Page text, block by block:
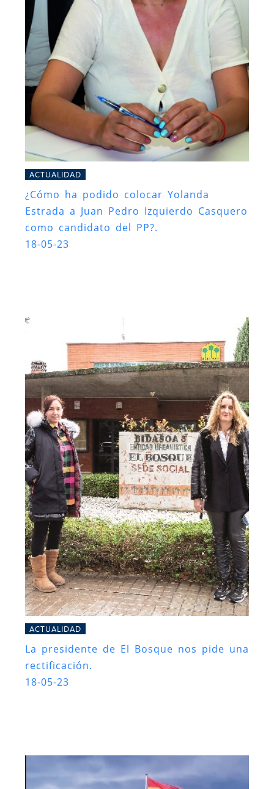
ACTUALIDAD
¿Cómo ha podido colocar Yolanda
Estrada a Juan Pedro Izquierdo Casquero
como candidato del PP?.
18-05-23
ACTUALIDAD
La presidente de El Bosque nos pide una
rectificación.
18-05-23